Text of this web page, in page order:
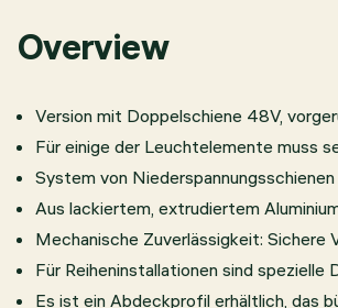
Overview
Version mit Doppelschiene 48V,
Für einige der Leuchtelemente muss
System von
Aus lackiertem, extrudiertem
Mechanische Zuverlässigkeit: Sichere
Für Reiheninstallationen sind
Es ist ein Abdeckprofil erhältlich, das